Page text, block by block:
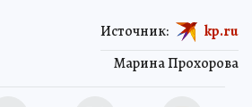
Марина Прохорова
Источник: kp.ru